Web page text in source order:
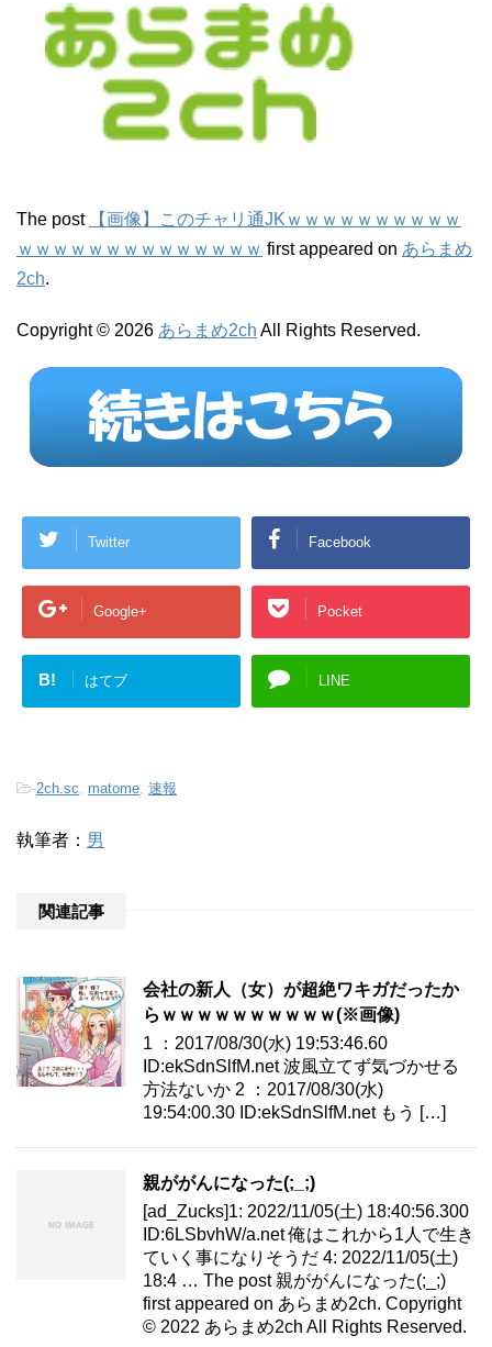
The post
【画像】このチャリ通JKｗｗｗｗｗｗｗｗｗｗ
ｗｗｗｗｗｗｗｗｗｗｗｗｗｗ first appeared on あらまめ
2ch.
Copyright © 2026 あらまめ2ch All Rights Reserved.
Twitter Facebook
Google+ Pocket
B! はてブ LINE
-2ch.sc matome 速報
執筆者： 男
関連記事
会社の新人（女）が超絶ワキガだったか
らｗｗｗｗｗｗｗｗｗｗ(※画像)
1 ：2017/08/30(水) 19:53:46.60
ID:ekSdnSlfM.net 波風立てず気づかせる
方法ないか 2 ：2017/08/30(水)
19:54:00.30 ID:ekSdnSlfM.net もう […]
親ががんになった(;_;)
[ad_Zucks]1: 2022/11/05(土) 18:40:56.300
ID:6LSbvhW/a.net 俺はこれから1人で生き
ていく事になりそうだ 4: 2022/11/05(土)
18:4 … The post 親ががんになった(;_;)
first appeared on あらまめ2ch. Copyright
© 2022 あらまめ2ch All Rights Reserved.